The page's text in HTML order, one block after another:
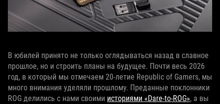
В юбилей принято не только оглядываться назад в славное
прошлое, но и строить планы на будущее. Почти весь 2026
год, в который мы отмечаем 20‑летие Republic of Gamers, мы
много внимания уделяли прошлому. Преданные поклонники
ROG делились с нами своими историями «Dare‑to‑ROG», а вы